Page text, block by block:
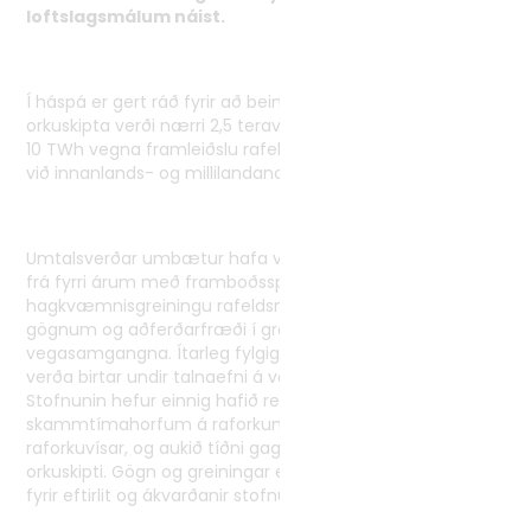
loftslagsmálum náist.
Í háspá er gert ráð fyrir að bein notkun raforku vegna
orkuskipta verði nærri 2,5 teravattstundir (TWh) og allt að
10 TWh vegna framleiðslu rafeldsneytis árið 2050 til jafns
við innanlands- og millilandanotkun.
Umtalsverðar umbætur hafa verið gerðar á orkuspánni
frá fyrri árum með framboðsspá og verðspá raforku,
hagkvæmnisgreiningu rafeldsneytis ásamt bættum
gögnum og aðferðarfræði í greiningum
vegasamgangna. Ítarleg fylgigögn og nánari greiningar
verða birtar undir talnaefni á vefsíðu Orkustofnunar.
Stofnunin hefur einnig hafið reglulega birtingu á
skammtímahorfum á raforkumarkaði undir nafninu
raforkuvísar, og aukið tíðni gagnabirtinga fyrir raforku og
orkuskipti. Gögn og greiningar eru mikilvæg undirstaða
fyrir eftirlit og ákvarðanir stofnunarinnar.